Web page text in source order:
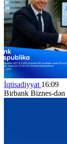
İqtisadiyyat 16:09
Birbank Biznes-